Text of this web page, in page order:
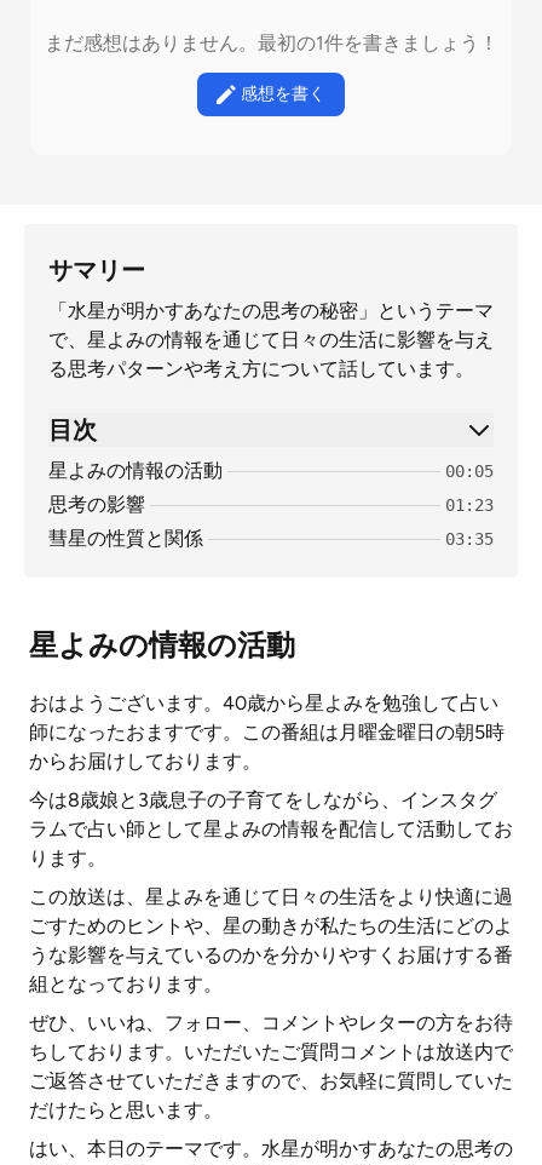
まだ感想はありません。最初の1件を書きましょう！
感想を書く
サマリー
「水星が明かすあなたの思考の秘密」というテーマ
で、星よみの情報を通じて日々の生活に影響を与え
る思考パターンや考え方について話しています。
目次
星よみの情報の活動 00:05
思考の影響 01:23
彗星の性質と関係 03:35
星よみの情報の活動
おはようございます。40歳から星よみを勉強して占い
師になったおますです。この番組は月曜金曜日の朝5時
からお届けしております。
今は8歳娘と3歳息子の子育てをしながら、インスタグ
ラムで占い師として星よみの情報を配信して活動してお
ります。
この放送は、星よみを通じて日々の生活をより快適に過
ごすためのヒントや、星の動きが私たちの生活にどのよ
うな影響を与えているのかを分かりやすくお届けする番
組となっております。
ぜひ、いいね、フォロー、コメントやレターの方をお待
ちしております。いただいたご質問コメントは放送内で
ご返答させていただきますので、お気軽に質問していた
だけたらと思います。
はい、本日のテーマです。水星が明かすあなたの思考の